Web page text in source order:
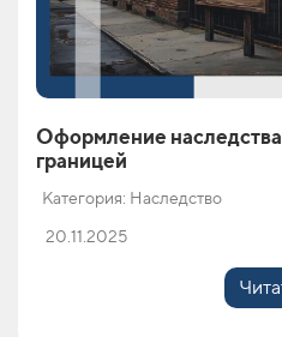
Оформление
границей
Категория: Наследство
20.11.2025